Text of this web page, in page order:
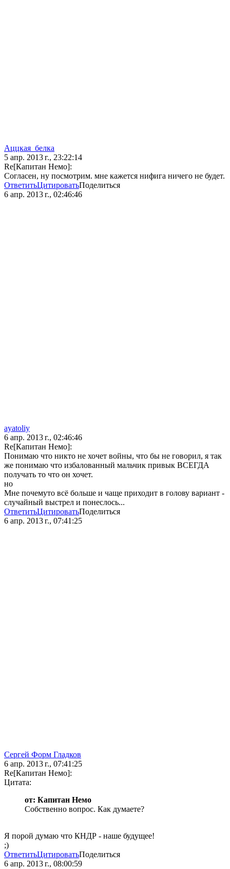
Аццкая_белка
5 апр. 2013 г., 23:22:14
Re[Капитан Немо]:
Согласен, ну посмотрим. мне кажется нифига ничего не будет.
ОтветитьЦитироватьПоделиться
6 апр. 2013 г., 02:46:46
ayatoliy
6 апр. 2013 г., 02:46:46
Re[Капитан Немо]:
Понимаю что никто не хочет войны, что бы не говорил, я так
же понимаю что избалованный мальчик привык ВСЕГДА
получать то что он хочет.
но
Мне почемуто всё больше и чаще приходит в голову вариант -
случайный выстрел и понеслось...
ОтветитьЦитироватьПоделиться
6 апр. 2013 г., 07:41:25
Сергей Форм Гладков
6 апр. 2013 г., 07:41:25
Re[Капитан Немо]:
Цитата:
от: Капитан Немо
Собственно вопрос. Как думаете?
Я порой думаю что КНДР - наше будущее!
;)
ОтветитьЦитироватьПоделиться
6 апр. 2013 г., 08:00:59